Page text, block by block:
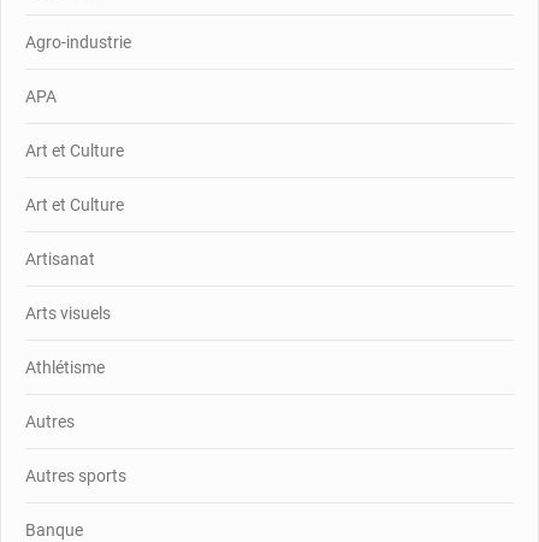
Agro-industrie
APA
Art et Culture
Art et Culture
Artisanat
Arts visuels
Athlétisme
Autres
Autres sports
Banque